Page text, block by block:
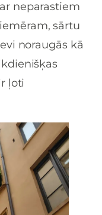
neparastiem
sārtu
noraugās kā
ļoti